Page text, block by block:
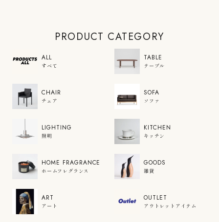
PRODUCT CATEGORY
ALL
すべて
TABLE
テーブル
CHAIR
チェア
SOFA
ソファ
LIGHTING
照明
KITCHEN
キッチン
HOME FRAGRANCE
ホームフレグランス
GOODS
雑貨
ART
アート
OUTLET
アウトレットアイテム